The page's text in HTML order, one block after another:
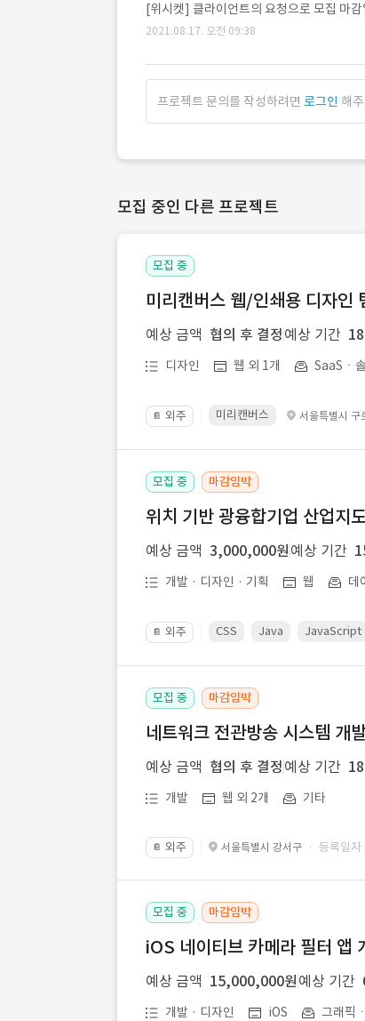
[위시켓] 클라이언트의 요청으로 모집 마
2021.08.17. 오전 09:38
프로젝트 문의를 작성하려면 로그인 해
모집 중인 다른 프로젝트
모집 중
미리캔버스 웹/인쇄용 디자인
예상 금액 협의 후 결정 예상 기간
디자인 웹 외 1개 SaaSㆍ
📔 외주 미리캔버스 서울특별시 구
모집 중 마감임박
위치 기반 광융합기업 산업지
예상 금액 3,000,000원 예상 기간
개발 · 디자인 · 기획 웹 데
📔 외주 CSS Java JavaScript
모집 중 마감임박
네트워크 전관방송 시스템 개
예상 금액 협의 후 결정 예상 기간
개발 웹 외 2개 기타
📔 외주 서울특별시 강서구 · 등록일자
모집 중 마감임박
iOS 네이티브 카메라 필터 앱
예상 금액 15,000,000원 예상 기간
개발 · 디자인 iOS 그래픽